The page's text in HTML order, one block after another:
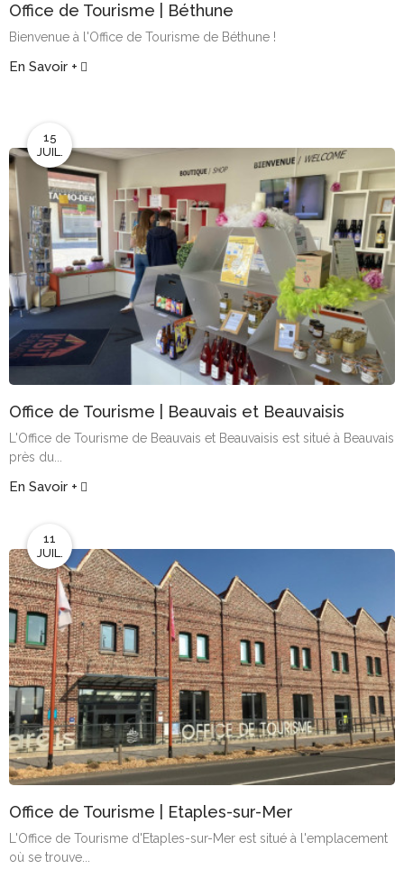
Office de Tourisme | Béthune
Bienvenue à l'Office de Tourisme de Béthune !
En Savoir +
15
JUIL.
Office de Tourisme | Beauvais et Beauvaisis
L'Office de Tourisme de Beauvais et Beauvaisis est situé à Beauvais
près du...
En Savoir +
11
JUIL.
Office de Tourisme | Etaples-sur-Mer
L'Office de Tourisme d'Etaples-sur-Mer est situé à l'emplacement
où se trouve...